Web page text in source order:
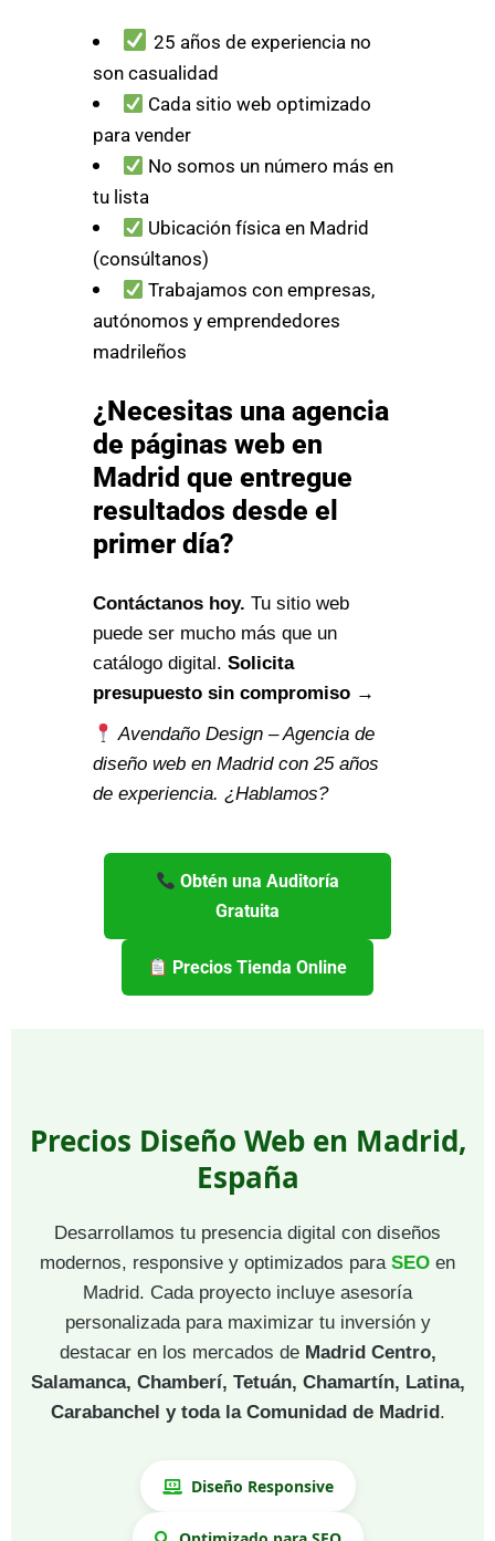
25 años de experiencia no
son casualidad
Cada sitio web optimizado
para vender
No somos un número más en
tu lista
Ubicación física en Madrid
(consúltanos)
Trabajamos con empresas,
autónomos y emprendedores
madrileños
¿Necesitas una agencia
de páginas web en
Madrid que entregue
resultados desde el
primer día?
Contáctanos hoy. Tu sitio web
puede ser mucho más que un
catálogo digital. Solicita
presupuesto sin compromiso →
Avendaño Design – Agencia de
diseño web en Madrid con 25 años
de experiencia. ¿Hablamos?
Obtén una Auditoría
Gratuita
Precios Tienda Online
Precios Diseño Web en Madrid,
España
Desarrollamos tu presencia digital con diseños
modernos, responsive y optimizados para SEO en
Madrid. Cada proyecto incluye asesoría
personalizada para maximizar tu inversión y
destacar en los mercados de Madrid Centro,
Salamanca, Chamberí, Tetuán, Chamartín, Latina,
Carabanchel y toda la Comunidad de Madrid.
Diseño Responsive